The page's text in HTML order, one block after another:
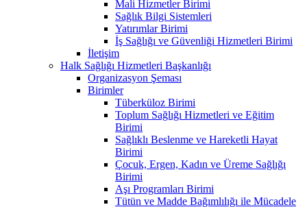
Mali Hizmetler Birimi
Sağlık Bilgi Sistemleri
Yatırımlar Birimi
İş Sağlığı ve Güvenliği Hizmetleri Birimi
İletişim
Halk Sağlığı Hizmetleri Başkanlığı
Organizasyon Şeması
Birimler
Tüberküloz Birimi
Toplum Sağlığı Hizmetleri ve Eğitim
Birimi
Sağlıklı Beslenme ve Hareketli Hayat
Birimi
Çocuk, Ergen, Kadın ve Üreme Sağlığı
Birimi
Aşı Programları Birimi
Tütün ve Madde Bağımlılığı ile Mücadele